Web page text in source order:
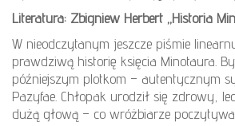
Literatura: Zbigniew Herbert „Historia
W nieodczytanym jeszcze piśmie
prawdziwą historię księcia Minotaura.
późniejszym plotkom – autentycznym
Pazyfae. Chłopak urodził się zdrowy,
dużą głową – co wróżbiarze